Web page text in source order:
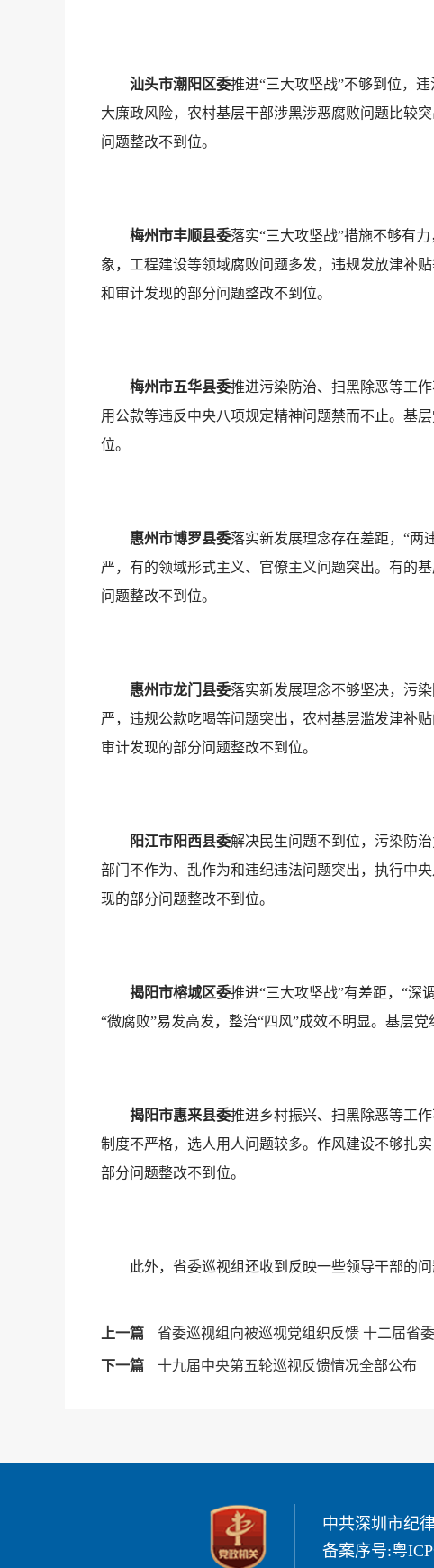
汕头市潮阳区委推进“三大攻坚战”不够到位，
大廉政风险，农村基层干部涉黑涉恶腐败问题比较
问题整改不到位。
梅州市丰顺县委落实“三大攻坚战”措施不够有
象，工程建设等领域腐败问题多发，违规发放津补
和审计发现的部分问题整改不到位。
梅州市五华县委推进污染防治、扫黑除恶等工
用公款等违反中央八项规定精神问题禁而不止。基
位。
惠州市博罗县委落实新发展理念存在差距，“两
严，有的领域形式主义、官僚主义问题突出。有的
问题整改不到位。
惠州市龙门县委落实新发展理念不够坚决，污
严，违规公款吃喝等问题突出，农村基层滥发津补
审计发现的部分问题整改不到位。
阳江市阳西县委解决民生问题不到位，污染防
部门不作为、乱作为和违纪违法问题突出，执行中
现的部分问题整改不到位。
揭阳市榕城区委推进“三大攻坚战”有差距，“深
“微腐败”易发高发，整治“四风”成效不明显。基层
揭阳市惠来县委推进乡村振兴、扫黑除恶等工
制度不严格，选人用人问题较多。作风建设不够扎
部分问题整改不到位。
此外，省委巡视组还收到反映一些领导干部的问
上一篇 省委巡视组向被巡视党组织反馈 十二届省
下一篇 十九届中央第五轮巡视反馈情况全部公布
中共深圳市纪
备案序号:粤